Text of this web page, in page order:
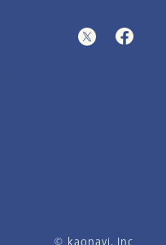
© ︎kaonavi, Inc